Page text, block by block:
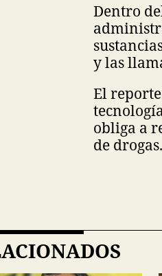
Dentro
y las
El
obliga a
de drogas.